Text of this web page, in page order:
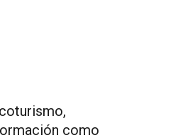
como